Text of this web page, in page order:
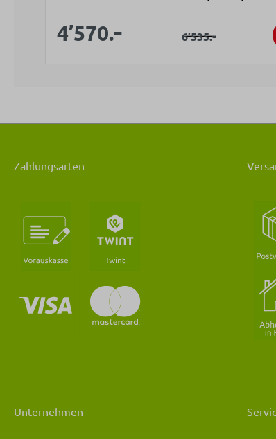
Verkaufspreis:
4’570.- Regulärer
6’535.-
Zahlungsarten
Unternehmen